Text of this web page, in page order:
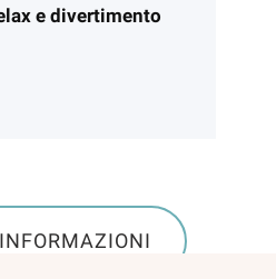
e divertimento